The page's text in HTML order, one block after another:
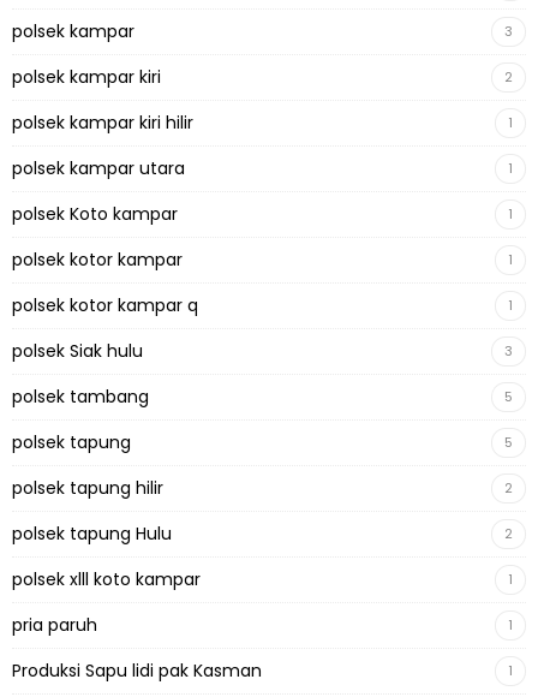
polsek kampar 3
polsek kampar kiri 2
polsek kampar kiri hilir 1
polsek kampar utara 1
polsek Koto kampar 1
polsek kotor kampar 1
polsek kotor kampar q 1
polsek Siak hulu 3
polsek tambang 5
polsek tapung 5
polsek tapung hilir 2
polsek tapung Hulu 2
polsek xlll koto kampar 1
pria paruh 1
Produksi Sapu lidi pak Kasman 1